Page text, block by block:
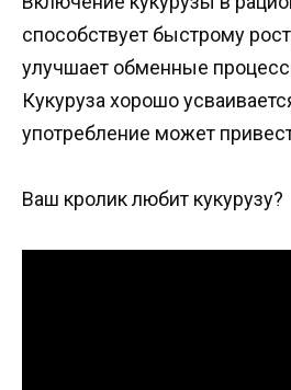
способствует быстрому
улучшает обменные
Кукуруза хорошо
употребление может
Ваш кролик любит кукурузу?